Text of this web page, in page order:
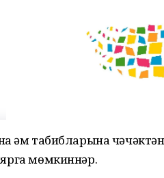
һәм табибларына
мөмкиннәр.